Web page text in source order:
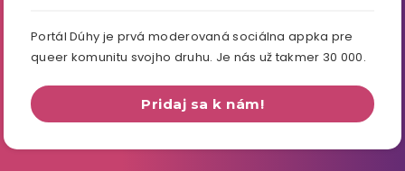
Portál Dúhy je prvá moderovaná sociálna appka pre
queer komunitu svojho druhu. Je nás už takmer 30 000.
Pridaj sa k nám!